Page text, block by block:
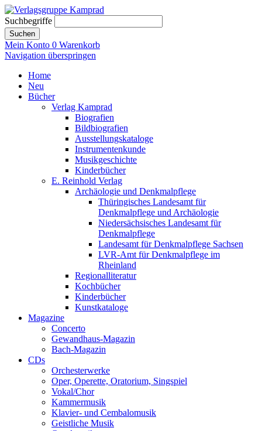
Suchbegriffe
Suchen
Mein Konto 0 Warenkorb
Navigation überspringen
Home
Neu
Bücher
Verlag Kamprad
Biografien
Bildbiografien
Ausstellungskataloge
Instrumentenkunde
Musikgeschichte
Kinderbücher
E. Reinhold Verlag
Archäologie und Denkmalpflege
Thüringisches Landesamt für
Denkmalpflege und Archäologie
Niedersächsisches Landesamt für
Denkmalpflege
Landesamt für Denkmalpflege Sachsen
LVR-Amt für Denkmalpflege im
Rheinland
Regionalliteratur
Kochbücher
Kinderbücher
Kunstkataloge
Magazine
Concerto
Gewandhaus-Magazin
Bach-Magazin
CDs
Orchesterwerke
Oper, Operette, Oratorium, Singspiel
Vokal/Chor
Kammermusik
Klavier- und Cembalomusik
Geistliche Musik